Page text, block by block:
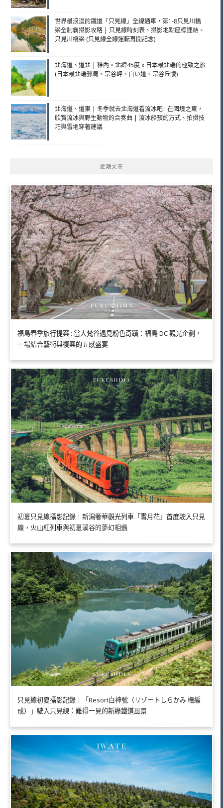
世界最浪漫的鐵道「只見線」全線通車，第1-8只見川橋
梁全制霸攝影攻略 | 只見線時刻表、攝影地點座標連結、
只見川橋梁 (只見線全線運転再開記念)
北海道、道北 | 稚內。北緯45度 x 日本最北端的極致之旅
(日本最北端郵局、宗谷岬、白い道、宗谷丘陵)
北海道、道東 | 冬季就去北海道看流冰吧 ! 在國境之東，
欣賞流冰與野生動物的合奏曲 | 流冰船預約方式、拍攝技
巧與雪地穿著建議
近期文章
福島春季旅行提案 : 當大梵谷遇見粉色奇蹟：福島 DC 觀光企劃，
一場結合藝術與復興的五感盛宴
初夏只見線攝影記錄｜新潟奢華觀光列車「雪月花」首度駛入只見
線，火山紅列車與初夏溪谷的夢幻相遇
只見線初夏攝影記錄｜「Resort白神號（リゾートしらかみ 橅編
成）」駛入只見線：難得一見的新綠鐵道風景